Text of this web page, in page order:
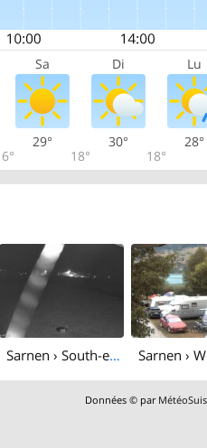
Sa Di Lu
29°
18°
30°
18°
28°
Sarnen › South-east
Données © par